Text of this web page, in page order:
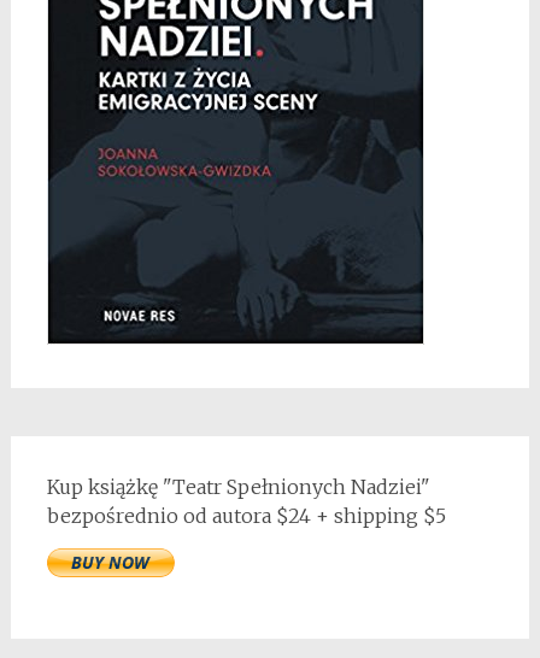
Kup książkę "Teatr Spełnionych Nadziei"
bezpośrednio od autora $24 + shipping $5